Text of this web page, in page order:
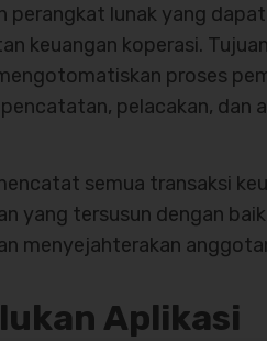
perangkat lunak yang
keuangan koperasi.
proses
pelacakan, dan
semua transaksi
yang tersusun dengan
menyejahterakan
Aplikasi